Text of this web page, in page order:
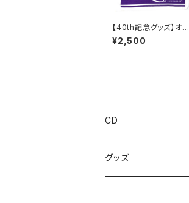
【40th記念グッズ】オリ
ジナルタオル(赤／紫)
¥2,500
CD
グッズ